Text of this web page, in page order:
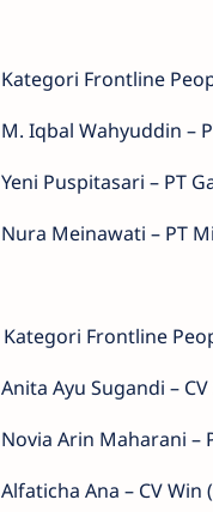
Kategori Frontline
M. Iqbal Wahyuddin –
Yeni Puspitasari – PT
Nura Meinawati – PT
Kategori Frontline
Anita Ayu Sugandi –
Novia Arin Maharani –
Alfaticha Ana – CV Win